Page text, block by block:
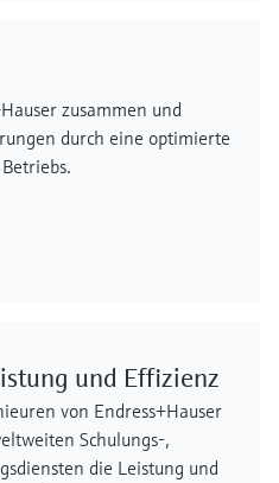
zusammen und
durch eine optimierte
und Effizienz
von Endress+Hauser
Schulungs-,
die Leistung und